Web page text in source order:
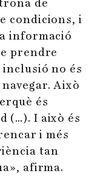
condicions, i
informació
prendre
no és
Això
és
(…). I això és
i més
tan
afirma.